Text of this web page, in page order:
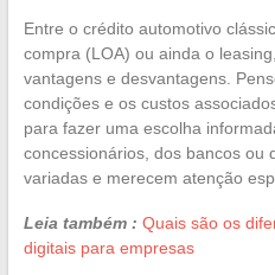
Entre o crédito automotivo
compra (LOA) ou ainda o
vantagens e desvantagens.
condições e os custos
para fazer uma escolha
concessionários, dos bancos ou
variadas e merecem atenção
Leia também : Quais são os
digitais para empresas